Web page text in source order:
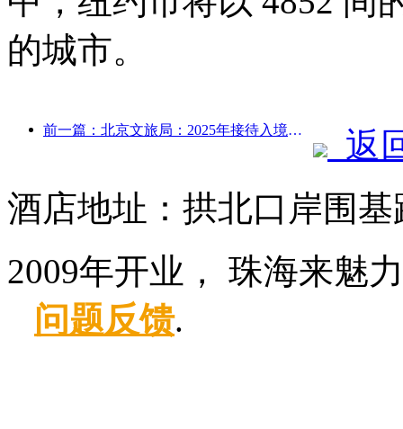
的城市。
前一篇：北京文旅局：2025年接待入境游客548万人次，同比增长39%
返
酒店地址：拱北口岸围基
2009年开业， 珠海来魅
问题反馈.